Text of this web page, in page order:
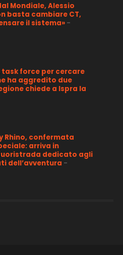
Mondiale, Alessio
basta cambiare CT,
il sistema» -
force per cercare
ha aggredito due
chiede a Ispra la
Rhino, confermata
arriva in
dedicato agli
dell’avventura -